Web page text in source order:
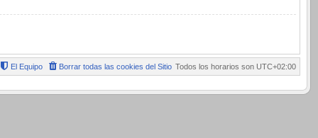
Todos los horarios son UTC+02:00
Borrar todas las cookies del Sitio
El Equipo